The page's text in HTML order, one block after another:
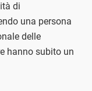
di
una persona
delle
hanno subito un